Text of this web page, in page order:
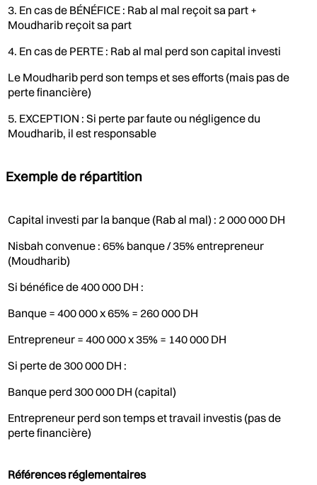
3. En cas de BÉNÉFICE : Rab al mal reçoit sa part +
Moudharib reçoit sa part
4. En cas de PERTE : Rab al mal perd son capital investi
Le Moudharib perd son temps et ses efforts (mais pas de
perte financière)
5. EXCEPTION : Si perte par faute ou négligence du
Moudharib, il est responsable
Exemple de répartition
Capital investi par la banque (Rab al mal) : 2 000 000 DH
Nisbah convenue : 65% banque / 35% entrepreneur
(Moudharib)
Si bénéfice de 400 000 DH :
Banque = 400 000 x 65% = 260 000 DH
Entrepreneur = 400 000 x 35% = 140 000 DH
Si perte de 300 000 DH :
Banque perd 300 000 DH (capital)
Entrepreneur perd son temps et travail investis (pas de
perte financière)
Références réglementaires